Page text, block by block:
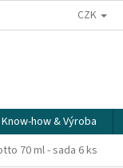
CZK
Know-how & Výroba
70 ml - sada 6 ks